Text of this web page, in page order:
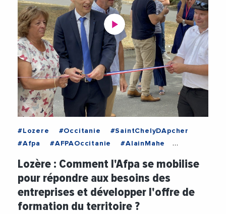
#Lozere #Occitanie
#SaintChelyDApcher
#Afpa
#AFPAOccitanie
#AlainMahe
#EmploiFormation
#Insertion
#Lozere
#Occitanie
#Prefecture
#SaintChelyDApcher
#Videos
Lozère : Comment l'Afpa se mobilise
pour répondre aux besoins des
entreprises et développer l'offre de
formation du territoire ?